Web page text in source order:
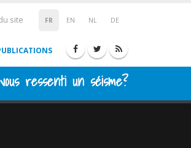
FR EN NL DE
site
ressenti un séisme?